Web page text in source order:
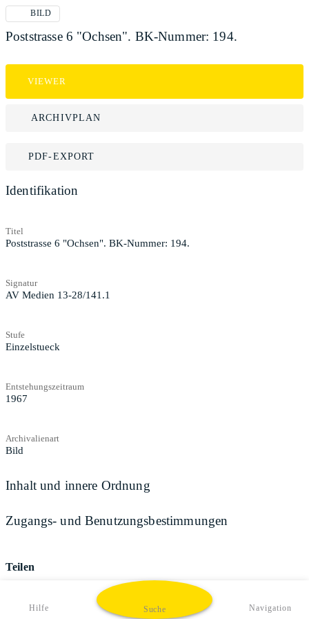
BILD
Poststrasse 6 "Ochsen". BK-Nummer: 194.
VIEWER
ARCHIVPLAN
PDF-EXPORT
Identifikation
Titel
Poststrasse 6 "Ochsen". BK-Nummer: 194.
Signatur
AV Medien 13-28/141.1
Stufe
Einzelstueck
Entstehungszeitraum
1967
Archivalienart
Bild
Inhalt und innere Ordnung
Zugangs- und Benutzungsbestimmungen
Teilen
Hilfe Suche Navigation